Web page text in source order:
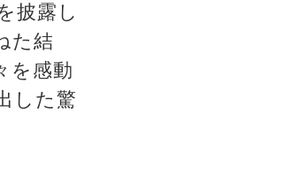
披露し
た結
を感動
した驚